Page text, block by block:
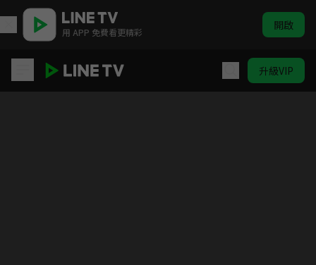
用 APP 免費看更精彩 開啟
升級VIP